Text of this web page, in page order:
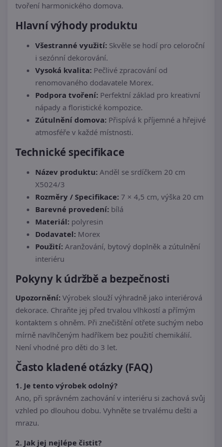
tvoření harmonického domova.
Hlavní výhody produktu
Všestranné využití: Skvěle se hodí pro celoroční
i sezónní dekorování.
Vysoká kvalita: Pečlivé zpracování od
renomovaného dodavatele Morex.
Podpora tvoření: Perfektní základ pro kreativní
nápady a floristické kompozice.
Zútulnění domova: Přispívá k příjemné a hřejivé
atmosféře v každé místnosti.
Technické specifikace
Název produktu: Anděl se srdíčkem 20 cm
X5024/3
Rozměry / Specifikace: 7 × 4,5 cm, výška 20 cm
Barevné provedení: bílá
Materiál: polyresin
Dodavatel: Morex
Použití: Aranžování, bytový doplněk a zútulnění
interiéru
Pokyny k údržbě a bezpečnosti
Upozornění: Výrobek slouží výhradně jako interiérová
dekorace. Chraňte jej před trvalou vlhkostí a přímým
kontaktem s ohněm. Při znečištění otřete suchým nebo
mírně navlhčeným hadříkem bez použití chemikálií.
Není vhodné pro děti do 3 let.
Často kladené otázky (FAQ)
1. Je tento výrobek odolný?
Ano, při správném zachování v interiéru si zachová svůj
vzhled po dlouhou dobu. Vyhněte se trvalému dešti a
mrazu.
2. Jak jej nejlépe čistit?